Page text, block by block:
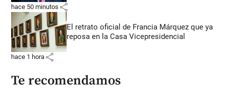
hace 50 minutos share
El retrato oficial de Francia Márquez que ya
reposa en la Casa Vicepresidencial
hace 1 hora share
Te recomendamos